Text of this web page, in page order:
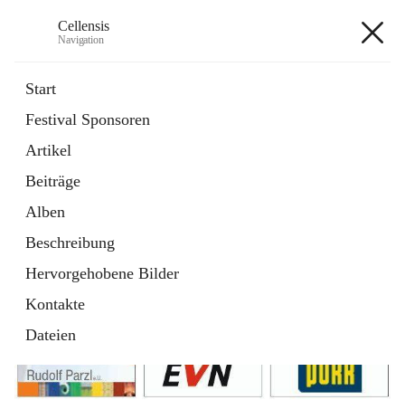
Cellensis
Navigation
Start
Festival Sponsoren
Artikel
Beiträge
Alben
Beschreibung
Hervorgehobene Bilder
Kontakte
Dateien
Festival Sponsoren